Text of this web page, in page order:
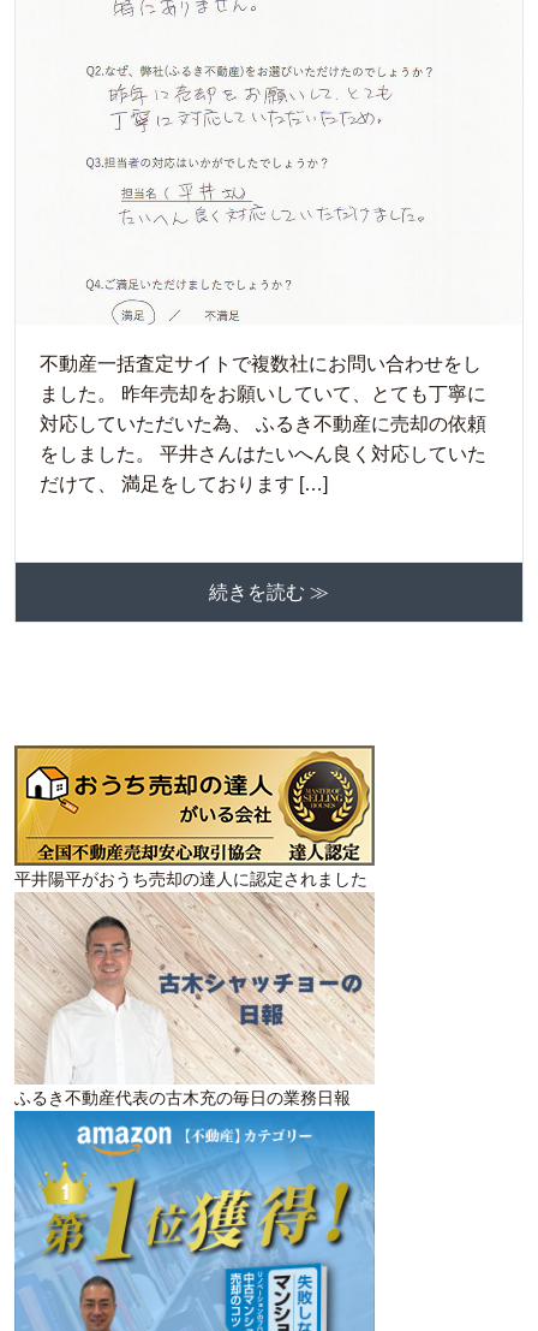
不動産一括査定サイトで複数社にお問い合わせをし
ました。 昨年売却をお願いしていて、とても丁寧に
対応していただいた為、 ふるき不動産に売却の依頼
をしました。 平井さんはたいへん良く対応していた
だけて、 満足をしております […]
続きを読む ≫
平井陽平がおうち売却の達人に認定されました
ふるき不動産代表の古木充の毎日の業務日報